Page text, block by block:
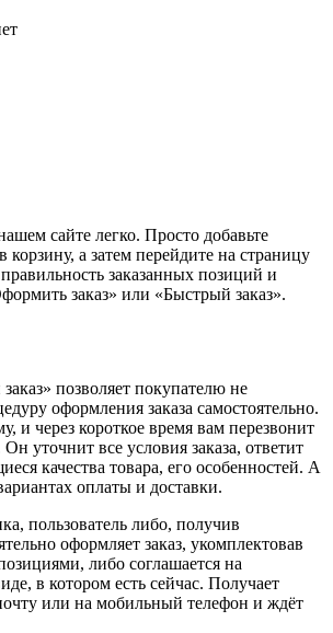
сайте легко. Просто добавьте
а затем перейдите на страницу
заказанных позиций и
заказ» или «Быстрый заказ».
позволяет покупателю не
оформления заказа самостоятельно.
и через короткое время вам перезвонит
уточнит все условия заказа, ответит
качества товара, его особенностей. А
оплаты и доставки.
пользователь либо, получив
оформляет заказ, укомплектовав
либо соглашается на
в котором есть сейчас. Получает
или на мобильный телефон и ждёт